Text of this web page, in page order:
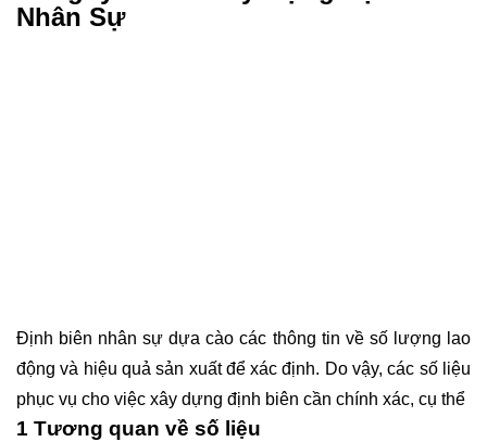
Nhân Sự
Định biên nhân sự dựa cào các thông tin về số lượng lao
động và hiệu quả sản xuất để xác định. Do vậy, các số liệu
phục vụ cho việc xây dựng định biên cần chính xác, cụ thể
1 Tương quan về số liệu